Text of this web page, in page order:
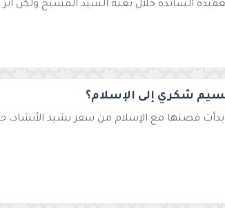
السائدة خلال بعثة السيد المسيح ولكن
شكري إلى الإسلام؟
بدأت قصتها مع الإسلام من سفر نشيد